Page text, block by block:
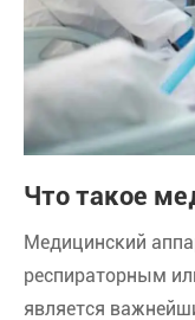
Что такое
Медицинский
респираторным
является